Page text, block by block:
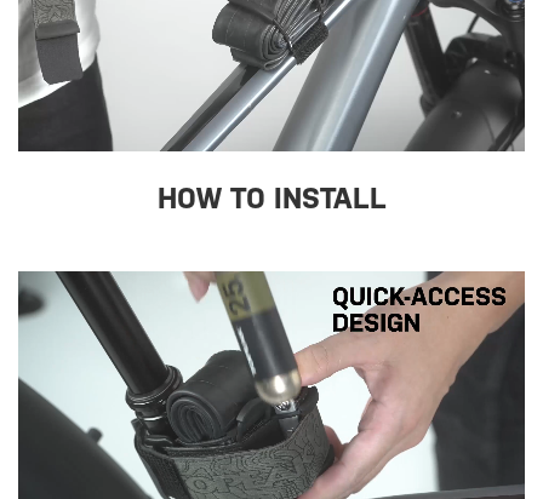
HOW TO INSTALL